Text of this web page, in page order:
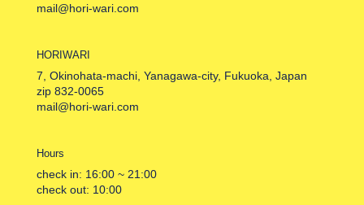
mail@hori-wari.com
HORIWARI
7, Okinohata-machi, Yanagawa-city, Fukuoka, Japan
zip 832-0065
mail@hori-wari.com
Hours
check in: 16:00 ~ 21:00
check out: 10:00